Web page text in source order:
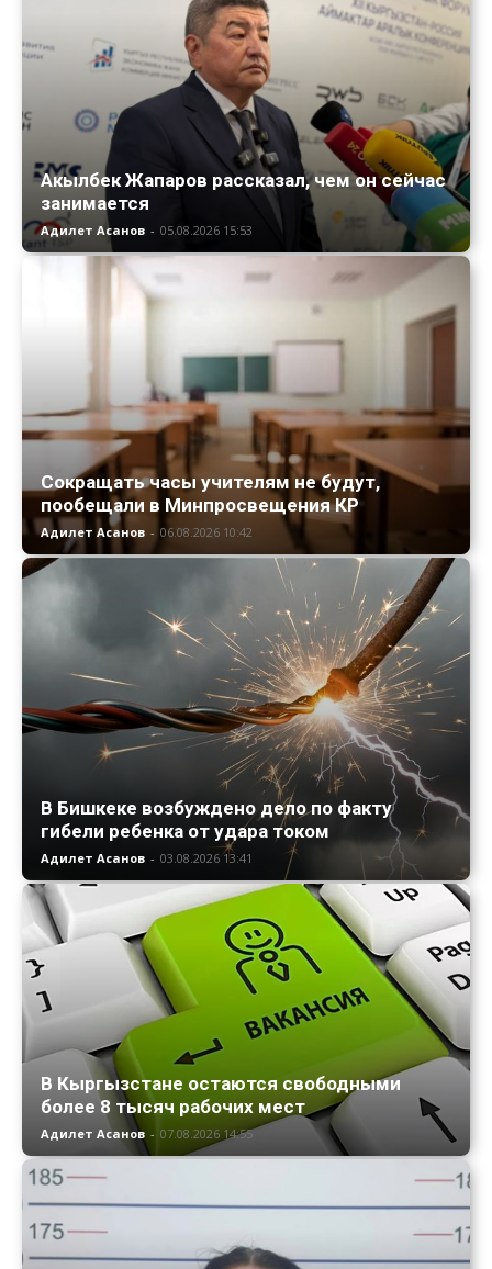
Акылбек Жапаров рассказал, чем он сейчас
занимается
Адилет Асанов - 05.08.2026 15:53
Сокращать часы учителям не будут,
пообещали в Минпросвещения КР
Адилет Асанов - 06.08.2026 10:42
В Бишкеке возбуждено дело по факту
гибели ребенка от удара током
Адилет Асанов - 03.08.2026 13:41
В Кыргызстане остаются свободными
более 8 тысяч рабочих мест
Адилет Асанов - 07.08.2026 14:55